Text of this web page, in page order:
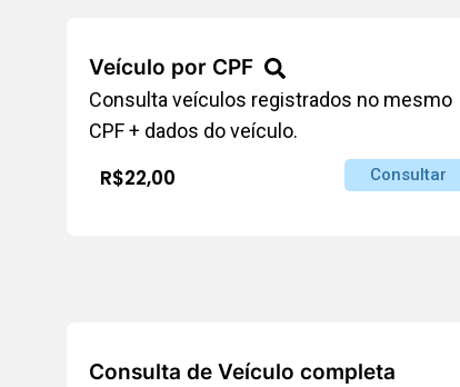
Veículo por CPF
Consulta veículos registrados no mesmo
CPF + dados do veículo.
R$22,00 Consultar
Consulta de Veículo completa